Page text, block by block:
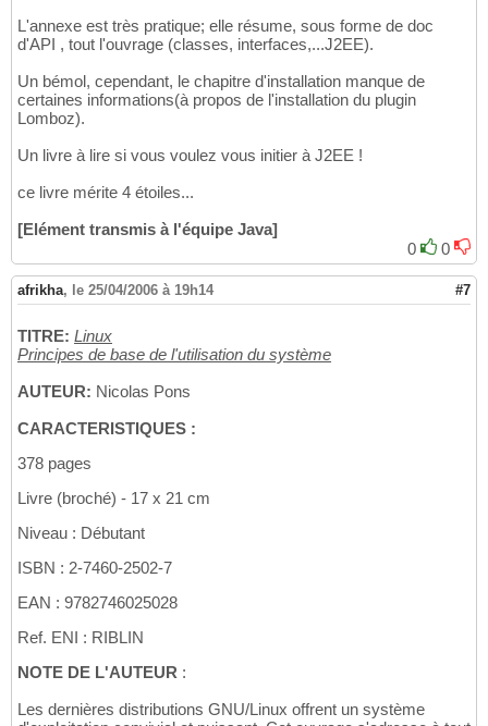
L'annexe est très pratique; elle résume, sous forme de doc
d'API , tout l'ouvrage (classes, interfaces,...J2EE).
Un bémol, cependant, le chapitre d'installation manque de
certaines informations(à propos de l'installation du plugin
Lomboz).
Un livre à lire si vous voulez vous initier à J2EE !
ce livre mérite 4 étoiles...
[Elément transmis à l'équipe Java]
0
0
afrikha, le 25/04/2006 à 19h14 #7
TITRE: Linux
Principes de base de l'utilisation du système
AUTEUR: Nicolas Pons
CARACTERISTIQUES :
378 pages
Livre (broché) - 17 x 21 cm
Niveau : Débutant
ISBN : 2-7460-2502-7
EAN : 9782746025028
Ref. ENI : RIBLIN
NOTE DE L'AUTEUR :
Les dernières distributions GNU/Linux offrent un système